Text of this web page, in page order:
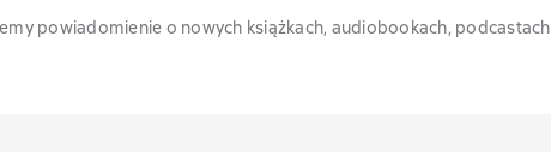
powiadomienie o nowych książkach, audiobookach, podcastach